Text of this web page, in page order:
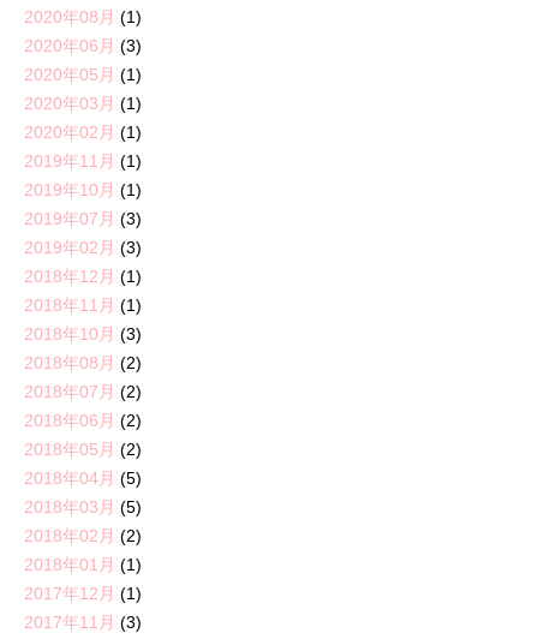
2020年08月 (1)
2020年06月 (3)
2020年05月 (1)
2020年03月 (1)
2020年02月 (1)
2019年11月 (1)
2019年10月 (1)
2019年07月 (3)
2019年02月 (3)
2018年12月 (1)
2018年11月 (1)
2018年10月 (3)
2018年08月 (2)
2018年07月 (2)
2018年06月 (2)
2018年05月 (2)
2018年04月 (5)
2018年03月 (5)
2018年02月 (2)
2018年01月 (1)
2017年12月 (1)
2017年11月 (3)